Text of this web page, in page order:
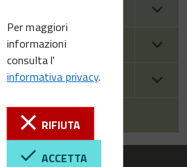
Per maggiori
informazioni
consulta l'
informativa privacy.
RIFIUTA
ACCETTA